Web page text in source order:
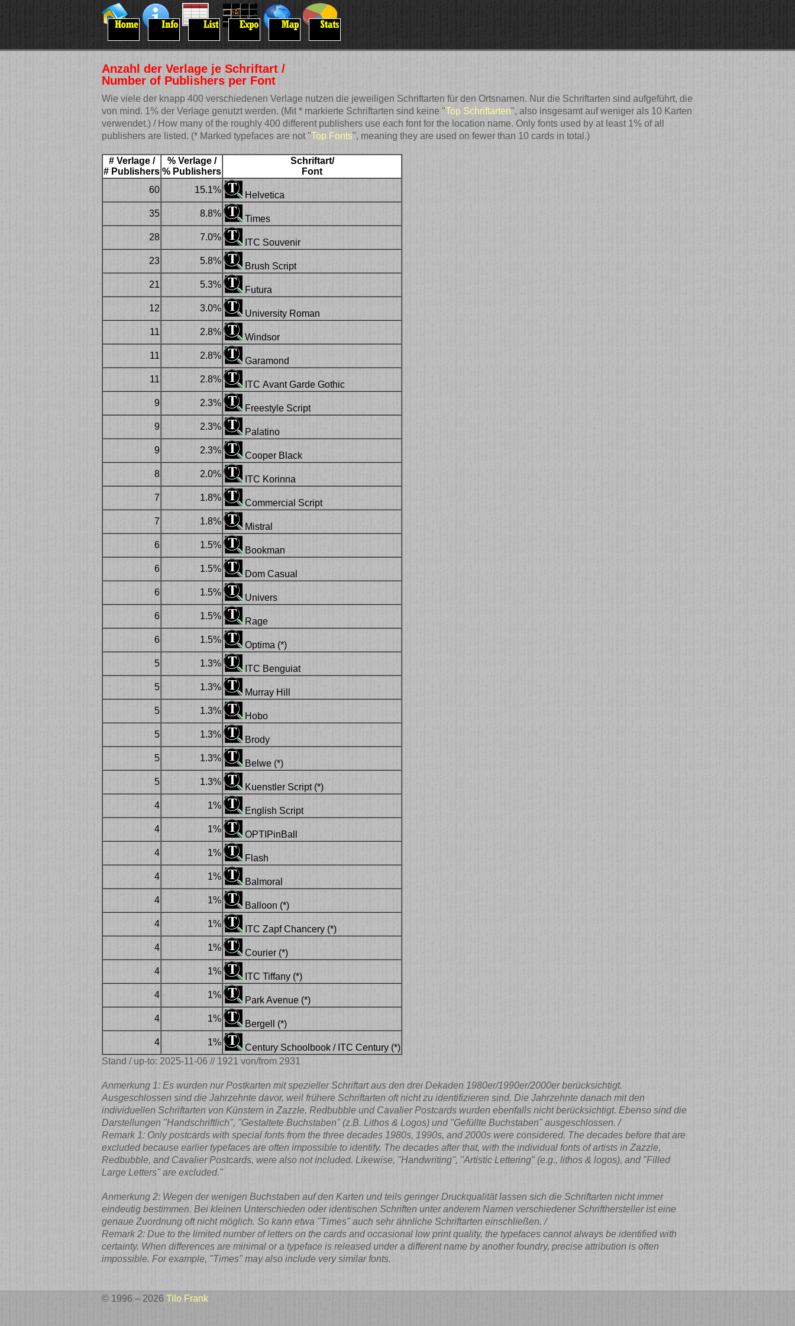
Anzahl der Verlage je Schriftart /
Number of Publishers per Font
Wie viele der knapp 400 verschiedenen Verlage nutzen die jeweiligen Schriftarten für den Ortsnamen. Nur die Schriftarten sind aufgeführt, die
von mind. 1% der Verlage genutzt werden. (Mit * markierte Schriftarten sind keine "Top Schriftarten", also insgesamt auf weniger als 10 Karten
verwendet.) / How many of the roughly 400 different publishers use each font for the location name. Only fonts used by at least 1% of all
publishers are listed. (* Marked typefaces are not "Top Fonts", meaning they are used on fewer than 10 cards in total.)
# Verlage /
# Publishers
% Verlage /
% Publishers
Schriftart/
Font
60
15.1%
Helvetica
35
8.8%
Times
28
7.0%
ITC Souvenir
23
5.8%
Brush Script
21
5.3%
Futura
12
3.0%
University Roman
11
2.8%
Windsor
11
2.8%
Garamond
11
2.8%
ITC Avant Garde Gothic
9
2.3%
Freestyle Script
9
2.3%
Palatino
9
2.3%
Cooper Black
8
2.0%
ITC Korinna
7
1.8%
Commercial Script
7
1.8%
Mistral
6
1.5%
Bookman
6
1.5%
Dom Casual
6
1.5%
Univers
6
1.5%
Rage
6
1.5%
Optima (*)
5
1.3%
ITC Benguiat
5
1.3%
Murray Hill
5
1.3%
Hobo
5
1.3%
Brody
5
1.3%
Belwe (*)
5
1.3%
Kuenstler Script (*)
4
1%
English Script
4
1%
OPTIPinBall
4
1%
Flash
4
1%
Balmoral
4
1%
Balloon (*)
4
1%
ITC Zapf Chancery (*)
4
1%
Courier (*)
4
1%
ITC Tiffany (*)
4
1%
Park Avenue (*)
4
1%
Bergell (*)
4
1%
Century Schoolbook / ITC Century (*)
Stand / up-to: 2025-11-06 // 1921 von/from 2931
Anmerkung 1: Es wurden nur Postkarten mit spezieller Schriftart aus den drei Dekaden 1980er/1990er/2000er berücksichtigt.
Ausgeschlossen sind die Jahrzehnte davor, weil frühere Schriftarten oft nicht zu identifizieren sind. Die Jahrzehnte danach mit den
individuellen Schriftarten von Künstern in Zazzle, Redbubble und Cavalier Postcards wurden ebenfalls nicht berücksichtigt. Ebenso sind die
Darstellungen "Handschriftlich", "Gestaltete Buchstaben" (z.B. Lithos & Logos) und "Gefüllte Buchstaben" ausgeschlossen. /
Remark 1: Only postcards with special fonts from the three decades 1980s, 1990s, and 2000s were considered. The decades before that are
excluded because earlier typefaces are often impossible to identify. The decades after that, with the individual fonts of artists in Zazzle,
Redbubble, and Cavalier Postcards, were also not included. Likewise, "Handwriting", "Artistic Lettering" (e.g., lithos & logos), and "Filled
Large Letters" are excluded."
Anmerkung 2: Wegen der wenigen Buchstaben auf den Karten und teils geringer Druckqualität lassen sich die Schriftarten nicht immer
eindeutig bestimmen. Bei kleinen Unterschieden oder identischen Schriften unter anderem Namen verschiedener Schrifthersteller ist eine
genaue Zuordnung oft nicht möglich. So kann etwa "Times" auch sehr ähnliche Schriftarten einschließen. /
Remark 2: Due to the limited number of letters on the cards and occasional low print quality, the typefaces cannot always be identified with
certainty. When differences are minimal or a typeface is released under a different name by another foundry, precise attribution is often
impossible. For example, "Times" may also include very similar fonts.
© 1996 – 2026 Tilo Frank